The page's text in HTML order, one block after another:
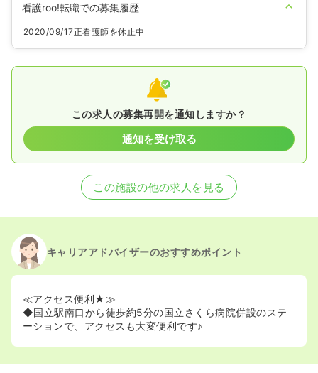
看護roo!転職での募集履歴
2020/09/17正看護師を休止中
この求人の募集再開を通知しますか？
通知を受け取る
この施設の他の求人を見る
キャリアアドバイザーのおすすめポイント
≪アクセス便利★≫
◆国立駅南口から徒歩約5分の国立さくら病院併設のステ
ーションで、アクセスも大変便利です♪